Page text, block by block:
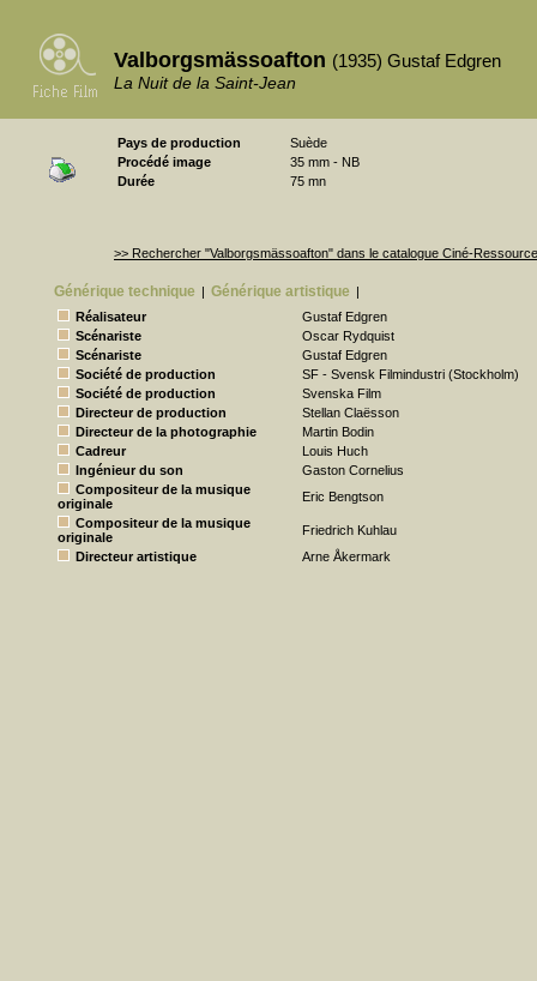
Valborgsmässoafton (1935) Gustaf Edgren
La Nuit de la Saint-Jean
Pays de production
Suède
Procédé image
35 mm - NB
Durée
75 mn
>> Rechercher "Valborgsmässoafton" dans le catalogue Ciné-
Générique technique | Générique artistique |
Réalisateur
Gustaf Edgren
Scénariste
Oscar Rydquist
Scénariste
Gustaf Edgren
Société de production
SF - Svensk Filmindustri (Stockholm)
Société de production
Svenska Film
Directeur de production
Stellan Claësson
Directeur de la photographie
Martin Bodin
Cadreur
Louis Huch
Ingénieur du son
Gaston Cornelius
Compositeur de la musique
originale
Eric Bengtson
Compositeur de la musique
originale
Friedrich Kuhlau
Directeur artistique
Arne Åkermark